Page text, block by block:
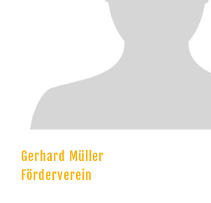
Gerhard Müller
Förderverein